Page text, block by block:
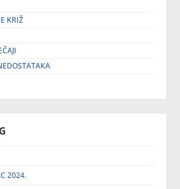
KRIŽ
2024.